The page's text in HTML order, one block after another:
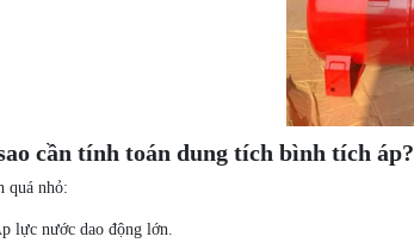
cần tính toán dung tích bình tích áp?
quá nhỏ:
lực nước dao động lớn.